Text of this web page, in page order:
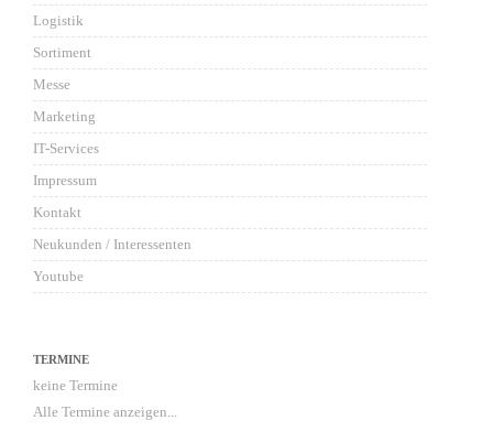
Logistik
Sortiment
Messe
Marketing
IT-Services
Impressum
Kontakt
Neukunden / Interessenten
Youtube
TERMINE
keine Termine
Alle Termine anzeigen...